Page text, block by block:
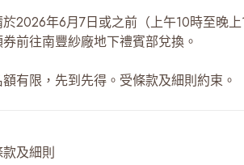
於2026年6月7日或之前（上午10時至晚
前往南豐紗廠地下禮賓部兌換。
額有限，先到先得。受條款及細則約束。
款及細則